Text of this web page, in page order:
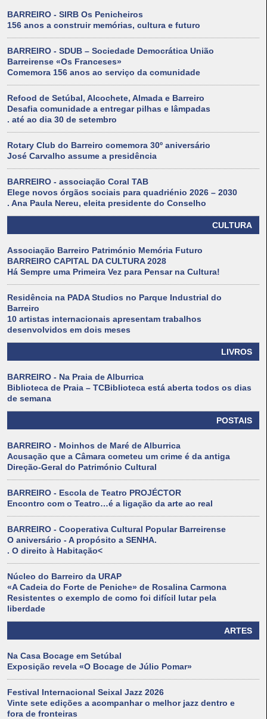
BARREIRO - SIRB Os Penicheiros
156 anos a construir memórias, cultura e futuro
BARREIRO - SDUB – Sociedade Democrática União
Barreirense «Os Franceses»
Comemora 156 anos ao serviço da comunidade
Refood de Setúbal, Alcochete, Almada e Barreiro
Desafia comunidade a entregar pilhas e lâmpadas
. até ao dia 30 de setembro
Rotary Club do Barreiro comemora 30º aniversário
José Carvalho assume a presidência
BARREIRO - associação Coral TAB
Elege novos órgãos sociais para quadriénio 2026 – 2030
. Ana Paula Nereu, eleita presidente do Conselho
CULTURA
Associação Barreiro Património Memória Futuro
BARREIRO CAPITAL DA CULTURA 2028
Há Sempre uma Primeira Vez para Pensar na Cultura!
Residência na PADA Studios no Parque Industrial do
Barreiro
10 artistas internacionais apresentam trabalhos
desenvolvidos em dois meses
LIVROS
BARREIRO - Na Praia de Alburrica
Biblioteca de Praia – TCBiblioteca está aberta todos os dias
de semana
POSTAIS
BARREIRO - Moinhos de Maré de Alburrica
Acusação que a Câmara cometeu um crime é da antiga
Direção-Geral do Património Cultural
BARREIRO - Escola de Teatro PROJÉCTOR
Encontro com o Teatro…é a ligação da arte ao real
BARREIRO - Cooperativa Cultural Popular Barreirense
O aniversário - A propósito a SENHA.
. O direito à Habitação<
Núcleo do Barreiro da URAP
«A Cadeia do Forte de Peniche» de Rosalina Carmona
Resistentes o exemplo de como foi difícil lutar pela
liberdade
ARTES
Na Casa Bocage em Setúbal
Exposição revela «O Bocage de Júlio Pomar»
Festival Internacional Seixal Jazz 2026
Vinte sete edições a acompanhar o melhor jazz dentro e
fora de fronteiras